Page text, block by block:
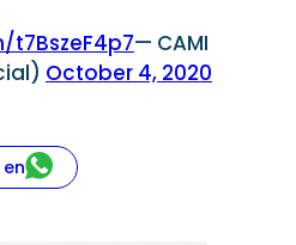
— CAMI
October 4, 2020